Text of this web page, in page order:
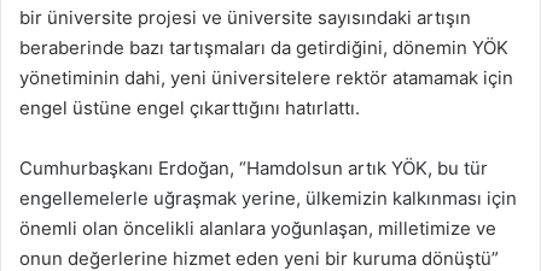
bir üniversite projesi ve üniversite sayısındaki artışın
beraberinde bazı tartışmaları da getirdiğini, dönemin YÖK
yönetiminin dahi, yeni üniversitelere rektör atamamak için
engel üstüne engel çıkarttığını hatırlattı.
Cumhurbaşkanı Erdoğan, “Hamdolsun artık YÖK, bu tür
engellemelerle uğraşmak yerine, ülkemizin kalkınması için
önemli olan öncelikli alanlara yoğunlaşan, milletimize ve
onun değerlerine hizmet eden yeni bir kuruma dönüştü”